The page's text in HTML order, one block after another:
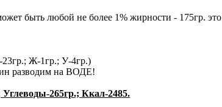
быть любой не более 1% жирности - 175гр. это
Ж-1гр.; У-4гр.)
разводим на ВОДЕ!
265гр.; Ккал-2485.